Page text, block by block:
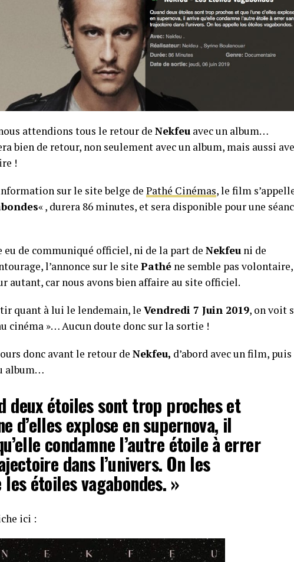
attendions tous le retour de Nekfeu avec un album…
bien de retour, non seulement avec un album, mais aussi
!
sur le site belge de Pathé Cinémas, le film
« , durera 86 minutes, et sera disponible pour une
eu de communiqué officiel, ni de la part de Nekfeu ni de
l’annonce sur le site Pathé ne semble pas volontaire,
autant, car nous avons bien affaire au site officiel.
quant à lui le lendemain, le Vendredi 7 Juin 2019, on voit
cinéma »… Aucun doute donc sur la sortie !
donc avant le retour de Nekfeu, d’abord avec un film, puis
album…
deux étoiles sont trop proches et
d’elles explose en supernova, il
condamne l’autre étoile à errer
dans l’univers. On les
étoiles vagabondes. »
ici :